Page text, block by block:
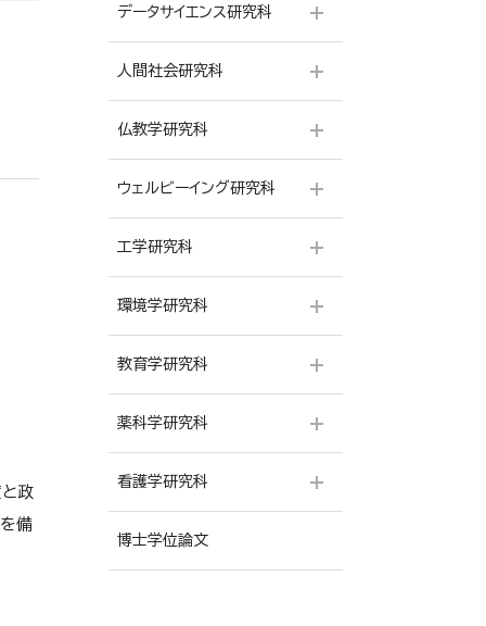
政
備
会計学専攻［修士課程］ |経営
学研究科
データサイエンス研究科
データサイエンス専攻［修士課
程］
人間社会研究科
人間学専攻 人間行動学コース
［修士課程］
実践福祉学専攻［修士課程］
仏教学研究科
仏教学専攻［修士課程］
仏教学専攻［博士後期課程］
ウェルビーイング研究科
ウェルビーイング専攻［修士課
程］
工学研究科
数理工学専攻［修士課程］
数理工学専攻［博士後期課程］
建築デザイン専攻［修士課程］
環境学研究科
環境マネジメント専攻［修士課
程］
教育学研究科
教育学専攻［修士課程］
薬科学研究科
薬科学専攻［修士課程］
薬科学専攻［博士後期課程］
看護学研究科
看護学専攻［修士課程］
博士学位論文